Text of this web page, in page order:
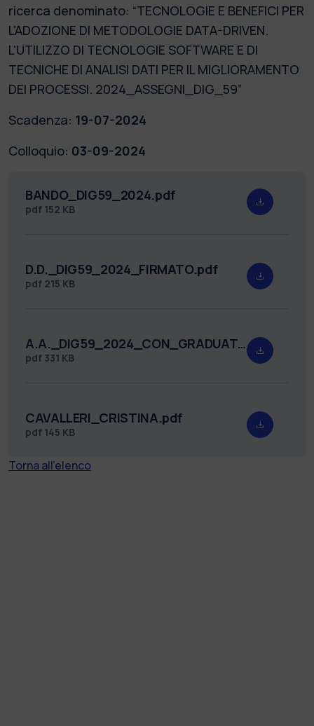
ricerca denominato: “TECNOLOGIE E BENEFICI PER
L'ADOZIONE DI METODOLOGIE DATA-DRIVEN.
L'UTILIZZO DI TECNOLOGIE SOFTWARE E DI
TECNICHE DI ANALISI DATI PER IL MIGLIORAMENTO
DEI PROCESSI. 2024_ASSEGNI_DIG_59”
Scadenza: 19-07-2024
Colloquio: 03-09-2024
BANDO_DIG59_2024.pdf
pdf 152 KB
D.D._DIG59_2024_FIRMATO.pdf
pdf 215 KB
A.A._DIG59_2024_CON_GRADUATORIA_FIRMATO.pdf
pdf 331 KB
CAVALLERI_CRISTINA.pdf
pdf 145 KB
Torna all'elenco